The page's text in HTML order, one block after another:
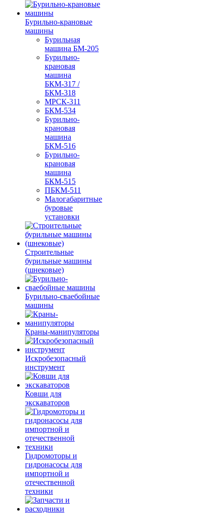
Бурильно-крановые
машины
Бурильная
машина БМ-205
Бурильно-
крановая
машина
БКМ-317 /
БКМ-318
МРСК-311
БКМ-534
Бурильно-
крановая
машина
БКМ-516
Бурильно-
крановая
машина
БКМ-515
ПБКМ-511
Малогабаритные
буровые
установки
Строительные
бурильные машины
(шнековые)
Бурильно-сваебойные
машины
Краны-манипуляторы
Искробезопасный
инструмент
Ковши для
экскаваторов
Гидромоторы и
гидронасосы для
импортной и
отечественной
техники